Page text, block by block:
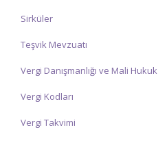
Sirküler
Teşvik Mevzuatı
Vergi Danışmanlığı ve Mali Hukuk
Vergi Kodları
Vergi Takvimi